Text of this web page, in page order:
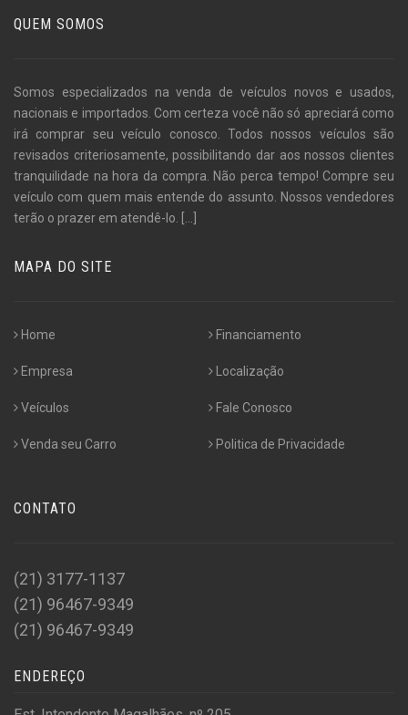
QUEM SOMOS
Somos especializados na venda de veículos novos e usados,
nacionais e importados. Com certeza você não só apreciará como
irá comprar seu veículo conosco. Todos nossos veículos são
revisados criteriosamente, possibilitando dar aos nossos clientes
tranquilidade na hora da compra. Não perca tempo! Compre seu
veículo com quem mais entende do assunto. Nossos vendedores
terão o prazer em atendê-lo. [...]
MAPA DO SITE
Home
Empresa
Veículos
Venda seu Carro
Financiamento
Localização
Fale Conosco
Politica de Privacidade
CONTATO
(21) 3177-1137
(21) 96467-9349
(21) 96467-9349
ENDEREÇO